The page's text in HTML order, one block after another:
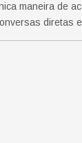
maneira de
diretas